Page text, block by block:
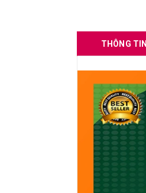
THÔNG TIN